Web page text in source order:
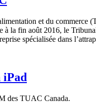
et du commerce
la fin août 2016, le
spécialisée dans
iPad
des TUAC Canada.